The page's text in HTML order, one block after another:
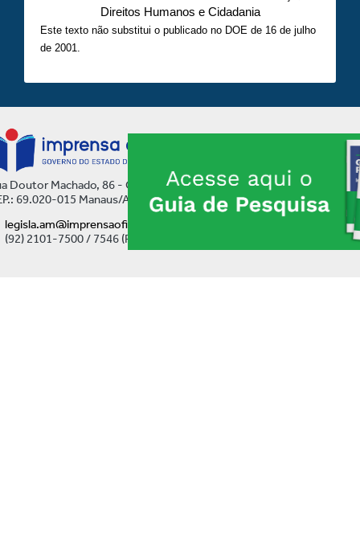
Direitos Humanos e Cidadania
Este texto não substitui o publicado no DOE de 16 de julho
de 2001.
Doutor Machado, 86 - Centro
69.020-015 Manaus/AM
legisla.am@imprensaoficial.am.gov.br
(92) 2101-7500 / 7546 (Ramal)